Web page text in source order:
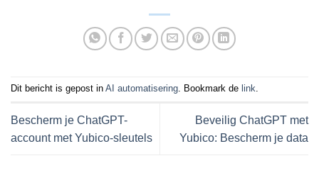
Dit bericht is gepost in AI automatisering. Bookmark de link.
Bescherm je ChatGPT-
account met Yubico-sleutels
Beveilig ChatGPT met
Yubico: Bescherm je data